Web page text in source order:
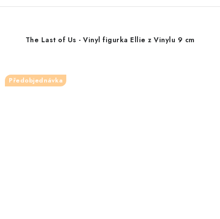
The Last of Us - Vinyl figurka Ellie z Vinylu 9 cm
Předobjednávka